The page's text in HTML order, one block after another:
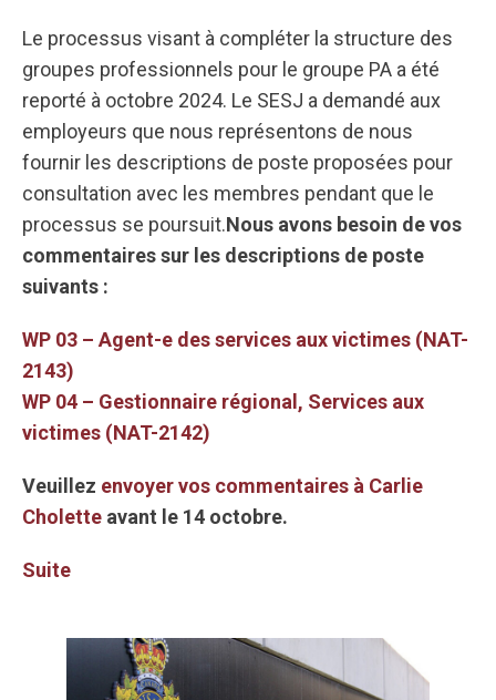
Le processus visant à compléter la structure des
groupes professionnels pour le groupe PA a été
reporté à octobre 2024. Le SESJ a demandé aux
employeurs que nous représentons de nous
fournir les descriptions de poste proposées pour
consultation avec les membres pendant que le
processus se poursuit.Nous avons besoin de vos
commentaires sur les descriptions de poste
suivants :
WP 03 – Agent-e des services aux victimes (NAT-
2143)
WP 04 – Gestionnaire régional, Services aux
victimes (NAT-2142)
Veuillez envoyer vos commentaires à Carlie
Cholette avant le 14 octobre.
Suite